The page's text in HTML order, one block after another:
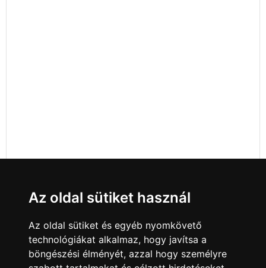
Az oldal sütiket használ
Az oldal sütiket és egyéb nyomkövető
technológiákat alkalmaz, hogy javítsa a
böngészési élményét, azzal hogy személyre